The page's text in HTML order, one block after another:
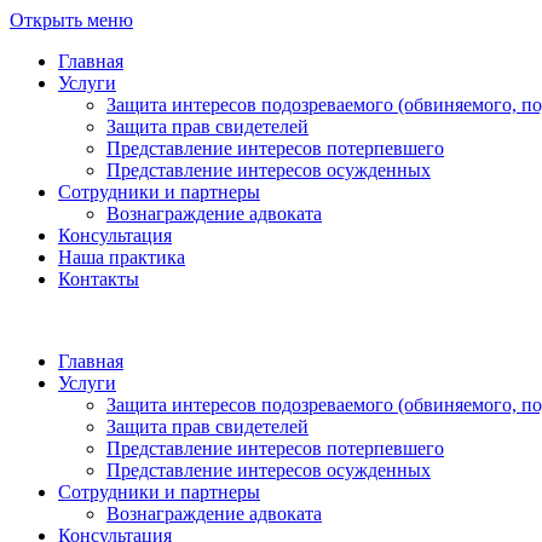
Открыть меню
Главная
Услуги
Защита интересов подозреваемого (обвиняемого,
Защита прав свидетелей
Представление интересов потерпевшего
Представление интересов осужденных
Сотрудники и партнеры
Вознаграждение адвоката
Консультация
Наша практика
Контакты
Главная
Услуги
Защита интересов подозреваемого (обвиняемого,
Защита прав свидетелей
Представление интересов потерпевшего
Представление интересов осужденных
Сотрудники и партнеры
Вознаграждение адвоката
Консультация